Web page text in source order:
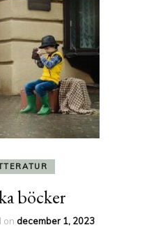
böcker
on december 1, 2023